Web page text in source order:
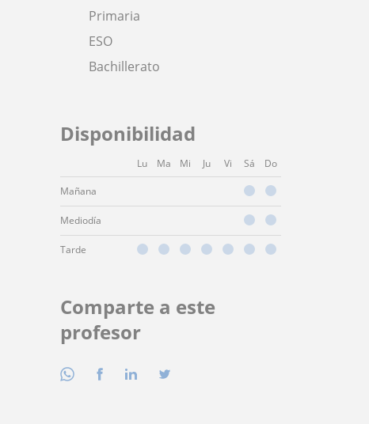
Primaria
ESO
Bachillerato
Disponibilidad
Lu Ma Mi Ju Vi Sá Do
Mañana
Mediodía
Tarde
Comparte a este
profesor